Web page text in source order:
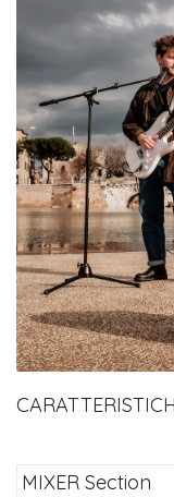
MIXER Section